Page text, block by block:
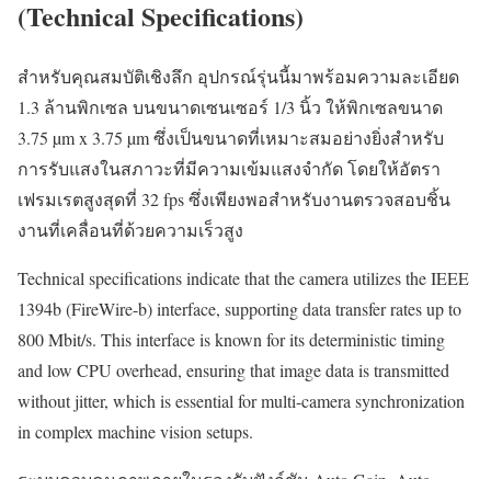
(Technical Specifications)
สำหรับคุณสมบัติเชิงลึก อุปกรณ์รุ่นนี้มาพร้อมความละเอียด
1.3 ล้านพิกเซล บนขนาดเซนเซอร์ 1/3 นิ้ว ให้พิกเซลขนาด
3.75 µm x 3.75 µm ซึ่งเป็นขนาดที่เหมาะสมอย่างยิ่งสำหรับ
การรับแสงในสภาวะที่มีความเข้มแสงจำกัด โดยให้อัตรา
เฟรมเรตสูงสุดที่ 32 fps ซึ่งเพียงพอสำหรับงานตรวจสอบชิ้น
งานที่เคลื่อนที่ด้วยความเร็วสูง
Technical specifications indicate that the camera utilizes the IEEE
1394b (FireWire-b) interface, supporting data transfer rates up to
800 Mbit/s. This interface is known for its deterministic timing
and low CPU overhead, ensuring that image data is transmitted
without jitter, which is essential for multi-camera synchronization
in complex machine vision setups.